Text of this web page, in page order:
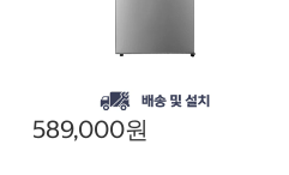
589,000원